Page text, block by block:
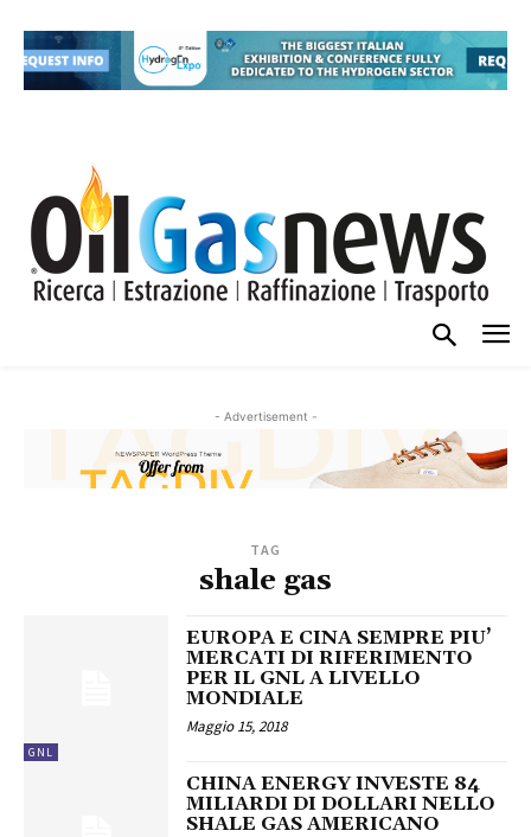
- Advertisement -
TAG
shale gas
GNL
EUROPA E CINA SEMPRE PIU’
MERCATI DI RIFERIMENTO
PER IL GNL A LIVELLO
MONDIALE
Maggio 15, 2018
CHINA ENERGY INVESTE 84
MILIARDI DI DOLLARI NELLO
SHALE GAS AMERICANO